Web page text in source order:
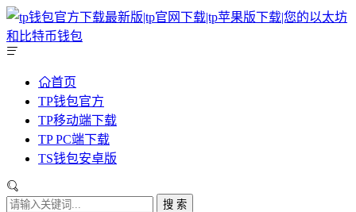
首页
TP钱包官方
TP移动端下载
TP PC端下载
TS钱包安卓版
搜 索